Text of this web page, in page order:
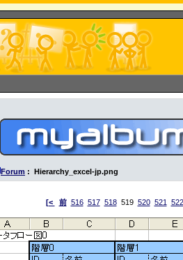
Forum : Hierarchy_excel-jp.png
[< 前 516 517 518519 520 521 522